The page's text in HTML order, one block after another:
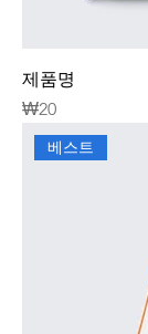
제품명
가격
₩20
베스트